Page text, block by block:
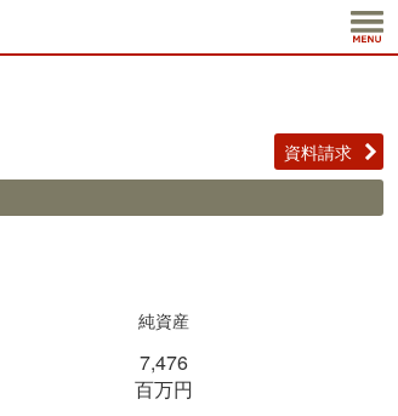
資料請求
純資産
7,476
百万円